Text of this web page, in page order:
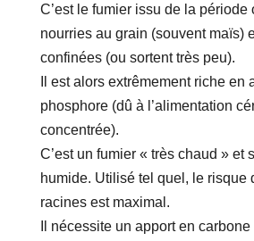
C’est le fumier issu de la période
nourries au grain (souvent maïs)
confinées (ou sortent très peu).
Il est alors extrêmement riche en
phosphore (dû à l’alimentation
concentrée).
C’est un fumier « très chaud » et
humide. Utilisé tel quel, le risque
racines est maximal.
Il nécessite un apport en